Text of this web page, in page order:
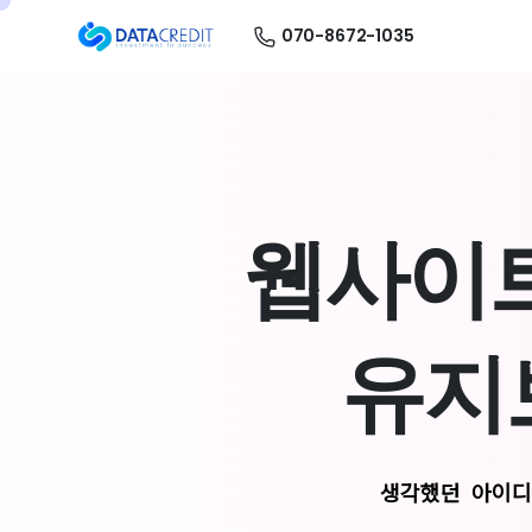
070-8672-1035
웹사이
유지
생각했던 아이